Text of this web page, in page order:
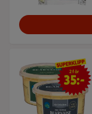
2 för 35 kr
2 för
35:-